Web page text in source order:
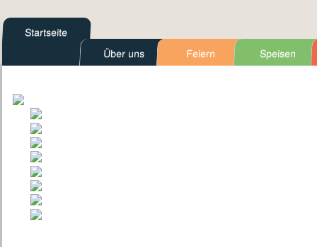
Startseite
Über uns
Feiern Speisen